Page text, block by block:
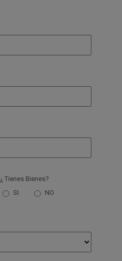
¿ Tienes Bienes?
SI
NO